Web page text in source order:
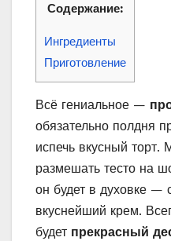
Содержание:
Ингредиенты
Приготовление
Всё гениальное —
обязательно полдня
испечь вкусный
размешать тесто на
он будет в духовке —
вкуснейший крем.
будет прекрасный